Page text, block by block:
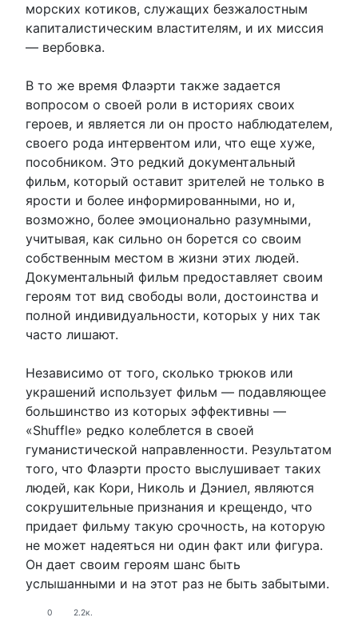
морских котиков, служащих безжалостным
капиталистическим властителям, и их миссия
— вербовка.
В то же время Флаэрти также задается
вопросом о своей роли в историях своих
героев, и является ли он просто наблюдателем,
своего рода интервентом или, что еще хуже,
пособником. Это редкий документальный
фильм, который оставит зрителей не только в
ярости и более информированными, но и,
возможно, более эмоционально разумными,
учитывая, как сильно он борется со своим
собственным местом в жизни этих людей.
Документальный фильм предоставляет своим
героям тот вид свободы воли, достоинства и
полной индивидуальности, которых у них так
часто лишают.
Независимо от того, сколько трюков или
украшений использует фильм — подавляющее
большинство из которых эффективны —
«Shuffle» редко колеблется в своей
гуманистической направленности. Результатом
того, что Флаэрти просто выслушивает таких
людей, как Кори, Николь и Дэниел, являются
сокрушительные признания и крещендо, что
придает фильму такую ​​срочность, на которую
не может надеяться ни один факт или фигура.
Он дает своим героям шанс быть
услышанными и на этот раз не быть забытыми.
0 2.2к.